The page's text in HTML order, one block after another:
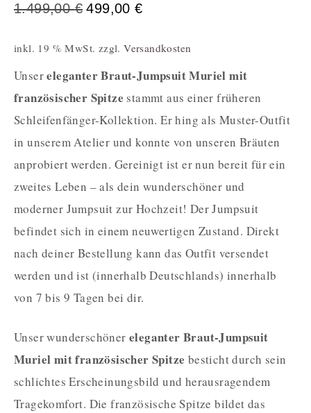
1.499,00€ 499,00€
inkl. 19 % MwSt. zzgl.Versandkosten
Unsereleganter Braut-Jumpsuit Muriel mit
französischer Spitze stammt aus einer früheren
Schleifenfänger-Kollektion. Er hing als Muster-Outfit
in unserem Atelier und konnte von unseren Bräuten
anprobiert werden. Gereinigt ist er nun bereit für ein
zweites Leben – als dein wunderschöner und
moderner Jumpsuit zur Hochzeit! Der Jumpsuit
befindet sich in einem neuwertigen Zustand. Direkt
nach deiner Bestellung kann das Outfit versendet
werden und ist (innerhalb Deutschlands) innerhalb
von 7 bis 9 Tagen bei dir.
Unser wunderschöner eleganter Braut-Jumpsuit
Muriel mit französischer Spitze besticht durch sein
schlichtes Erscheinungsbild und herausragendem
Tragekomfort. Die französische Spitze bildet das